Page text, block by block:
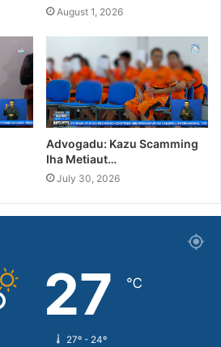
August 1, 2026
Advogadu: Kazu Scamming
Iha Metiaut…
July 30, 2026
27 ℃
27º - 24º